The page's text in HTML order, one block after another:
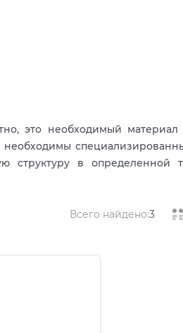
это необходимый
структуру в определенной
Всего найдено:3